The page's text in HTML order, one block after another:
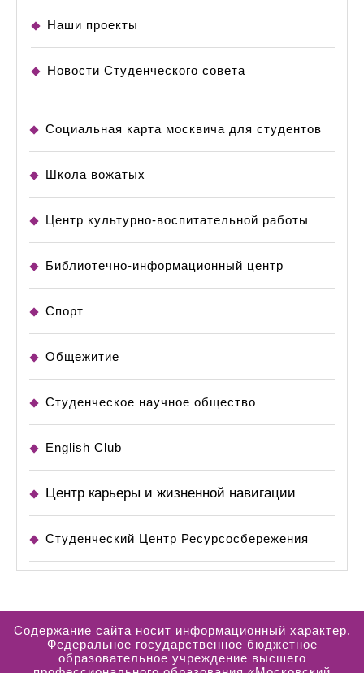
Наши проекты
Новости Студенческого совета
Социальная карта москвича для студентов
Школа вожатых
Центр культурно-воспитательной работы
Библиотечно-информационный центр
Спорт
Общежитие
Студенческое научное общество
English Club
Центр карьеры и жизненной навигации
Студенческий Центр Ресурсосбережения
Содержание сайта носит информационный характер.
Федеральное государственное бюджетное
образовательное учреждение высшего